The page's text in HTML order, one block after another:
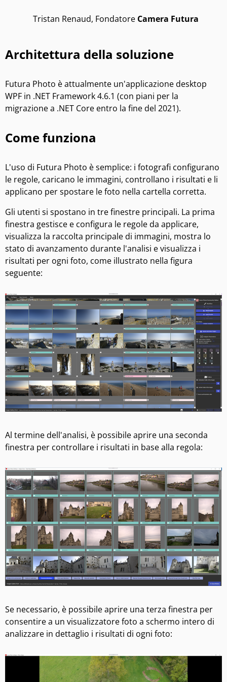
Tristan Renaud, Fondatore Camera Futura
Architettura della soluzione
Futura Photo è attualmente un'applicazione desktop
WPF in .NET Framework 4.6.1 (con piani per la
migrazione a .NET Core entro la fine del 2021).
Come funziona
L'uso di Futura Photo è semplice: i fotografi configurano
le regole, caricano le immagini, controllano i risultati e li
applicano per spostare le foto nella cartella corretta.
Gli utenti si spostano in tre finestre principali. La prima
finestra gestisce e configura le regole da applicare,
visualizza la raccolta principale di immagini, mostra lo
stato di avanzamento durante l'analisi e visualizza i
risultati per ogni foto, come illustrato nella figura
seguente:
Al termine dell'analisi, è possibile aprire una seconda
finestra per controllare i risultati in base alla regola:
Se necessario, è possibile aprire una terza finestra per
consentire a un visualizzatore foto a schermo intero di
analizzare in dettaglio i risultati di ogni foto: